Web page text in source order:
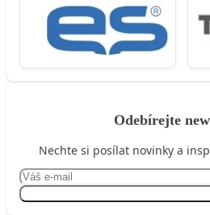
Odebírejte
Nechte si posílat novinky a